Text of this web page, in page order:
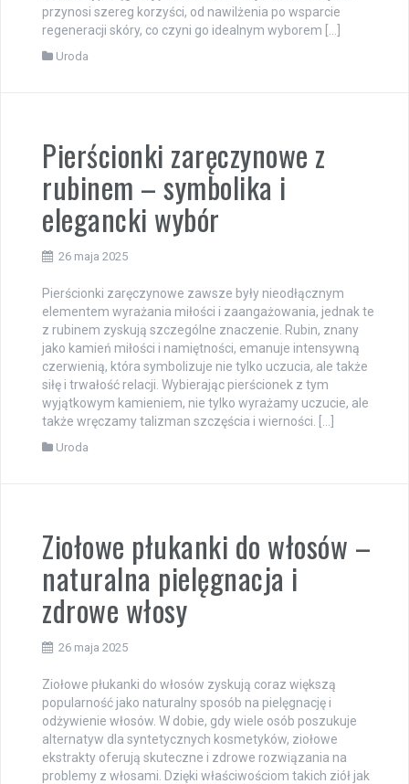
przynosi szereg korzyści, od nawilżenia po wsparcie
regeneracji skóry, co czyni go idealnym wyborem […]
Uroda
Pierścionki zaręczynowe z
rubinem – symbolika i
elegancki wybór
26 maja 2025
Pierścionki zaręczynowe zawsze były nieodłącznym
elementem wyrażania miłości i zaangażowania, jednak te
z rubinem zyskują szczególne znaczenie. Rubin, znany
jako kamień miłości i namiętności, emanuje intensywną
czerwienią, która symbolizuje nie tylko uczucia, ale także
siłę i trwałość relacji. Wybierając pierścionek z tym
wyjątkowym kamieniem, nie tylko wyrażamy uczucie, ale
także wręczamy talizman szczęścia i wierności. […]
Uroda
Ziołowe płukanki do włosów –
naturalna pielęgnacja i
zdrowe włosy
26 maja 2025
Ziołowe płukanki do włosów zyskują coraz większą
popularność jako naturalny sposób na pielęgnację i
odżywienie włosów. W dobie, gdy wiele osób poszukuje
alternatyw dla syntetycznych kosmetyków, ziołowe
ekstrakty oferują skuteczne i zdrowe rozwiązania na
problemy z włosami. Dzięki właściwościom takich ziół jak